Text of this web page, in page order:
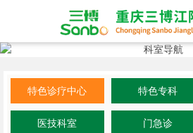
特色诊疗中心 特色专科
医技科室 门急诊